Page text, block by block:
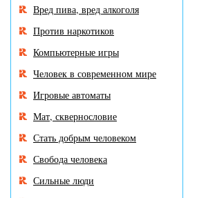
Вред пива, вред алкоголя
Против наркотиков
Компьютерные игры
Человек в современном мире
Игровые автоматы
Мат, сквернословие
Стать добрым человеком
Свобода человека
Сильные люди